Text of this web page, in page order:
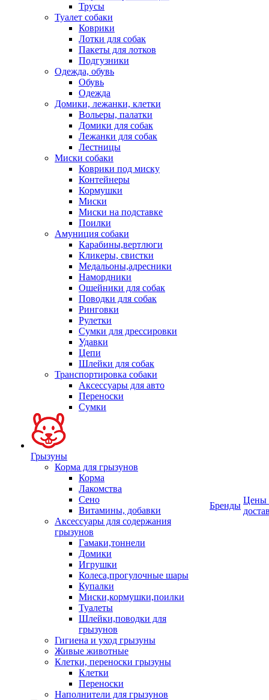
Трусы
Туалет собаки
Коврики
Лотки для собак
Пакеты для лотков
Подгузники
Одежда, обувь
Обувь
Одежда
Домики, лежанки, клетки
Вольеры, палатки
Домики для собак
Лежанки для собак
Лестницы
Миски собаки
Коврики под миску
Контейнеры
Кормушки
Миски
Миски на подставке
Поилки
Амуниция собаки
Карабины,вертлюги
Кликеры, свистки
Медальоны,адресники
Намордники
Ошейники для собак
Поводки для собак
Ринговки
Рулетки
Сумки для дрессировки
Удавки
Цепи
Шлейки для собак
Транспортировка собаки
Аксессуары для авто
Переноски
Сумки
Грызуны
Корма для грызунов
Корма
Лакомства
Сено
Витамины, добавки
Аксессуары для содержания
грызунов
Гамаки,тоннели
Домики
Игрушки
Колеса,прогулочные шары
Купалки
Миски,кормушки,поилки
Туалеты
Шлейки,поводки для
грызунов
Гигиена и уход грызуны
Живые животные
Клетки, переноски грызуны
Клетки
Переноски
Наполнители для грызунов
Бренды
Цены